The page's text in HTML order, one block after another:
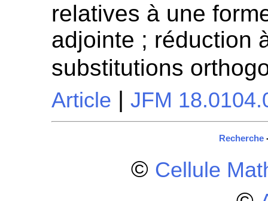
relatives à une
adjointe ; réduction
substitutions
Article |JFM
Recherche
© Cellule